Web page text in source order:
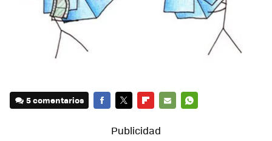
5 comentarios
MAIL